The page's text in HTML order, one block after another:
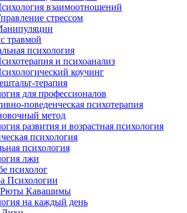
взаимоотношений
стрессом
травмой
психология
и психоанализ
коучинг
терапия
для профессионалов
поведенческая психотерапия
метод
развития и возрастная психология
психология
психология
лжи
психолог
Психологии
Кавашимы
на каждый день